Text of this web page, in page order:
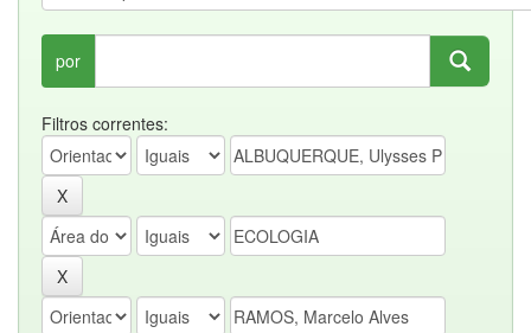
por
Filtros correntes: